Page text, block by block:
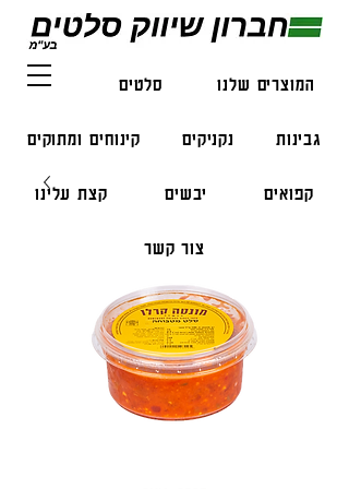
המוצרים שלנו סלטים דגים
גבינות נקניקים קינוחים ומתוקים
קפואים יבשים קצת עלינו
צור קשר